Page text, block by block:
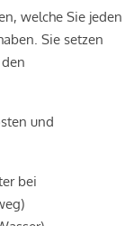
welche Sie jeden
Sie setzen
und
bei